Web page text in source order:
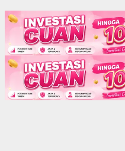
HOME
FILTER
BERITA
BIODATA
CERITA
CERPEN
EKSKLUSIF
FOTO
VIDEO
TIPS
MORE